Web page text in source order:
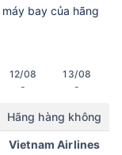
bay của hãng
12/08
-
13/08
-
Hãng hàng không
Vietnam Airlines